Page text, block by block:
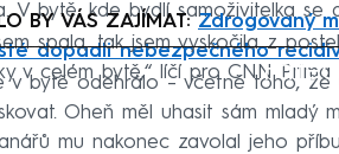
V bytě, kde bydlí samoživitelka se
BY VÁS ZAJÍMAT:Zdrogovaný
dopadli nebezpečného
spala, tak jsem vyskočila z
v celém bytě,“ líčí pro CNN Prima
v bytě odehrálo – včetně toho,
Oheň měl uhasit sám mladý
mu nakonec zavolal jeho